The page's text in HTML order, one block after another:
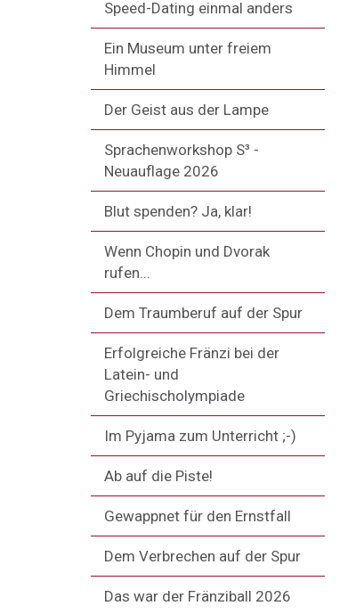
Speed-Dating einmal anders
Ein Museum unter freiem
Himmel
Der Geist aus der Lampe
Sprachenworkshop S³ -
Neuauflage 2026
Blut spenden? Ja, klar!
Wenn Chopin und Dvorak
rufen...
Dem Traumberuf auf der Spur
Erfolgreiche Fränzi bei der
Latein- und
Griechischolympiade
Im Pyjama zum Unterricht ;-)
Ab auf die Piste!
Gewappnet für den Ernstfall
Dem Verbrechen auf der Spur
Das war der Fränziball 2026